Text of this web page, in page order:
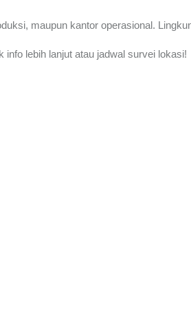
maupun kantor operasional.
lebih lanjut atau jadwal survei lokasi!